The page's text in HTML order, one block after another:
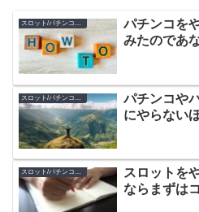
パチンコを
みたのであ
パチンコや
にやらない
スロット/パチンコのやめ方
スロットを
ならまずは